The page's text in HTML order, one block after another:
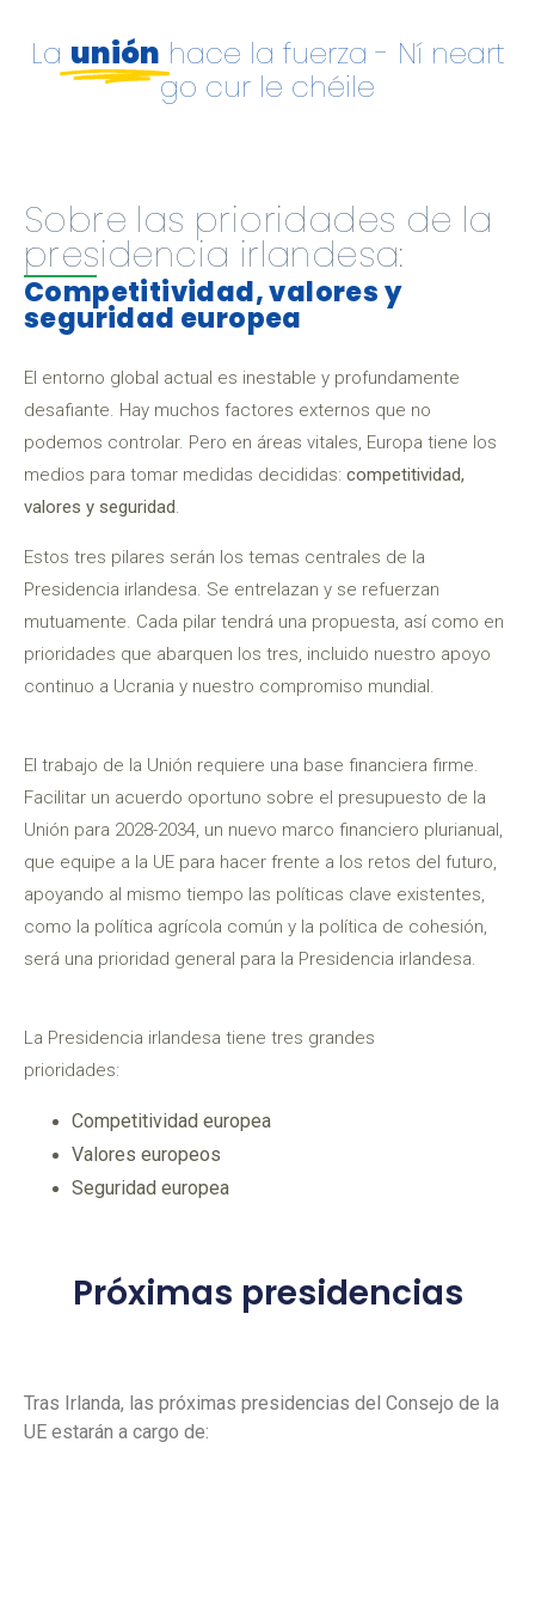
La unión hace la fuerza - Ní neart
go cur le chéile
Sobre las prioridades de la
presidencia irlandesa:
Competitividad, valores y
seguridad europea
El entorno global actual es inestable y profundamente
desafiante. Hay muchos factores externos que no
podemos controlar. Pero en áreas vitales, Europa tiene los
medios para tomar medidas decididas: competitividad,
valores y seguridad.
Estos tres pilares serán los temas centrales de la
Presidencia irlandesa. Se entrelazan y se refuerzan
mutuamente. Cada pilar tendrá una propuesta, así como en
prioridades que abarquen los tres, incluido nuestro apoyo
continuo a Ucrania y nuestro compromiso mundial.
El trabajo de la Unión requiere una base financiera firme.
Facilitar un acuerdo oportuno sobre el presupuesto de la
Unión para 2028-2034, un nuevo marco financiero plurianual,
que equipe a la UE para hacer frente a los retos del futuro,
apoyando al mismo tiempo las políticas clave existentes,
como la política agrícola común y la política de cohesión,
será una prioridad general para la Presidencia irlandesa.
La Presidencia irlandesa tiene tres grandes
prioridades:
Competitividad europea
Valores europeos
Seguridad europea
Próximas presidencias
Tras Irlanda, las próximas presidencias del Consejo de la
UE estarán a cargo de: